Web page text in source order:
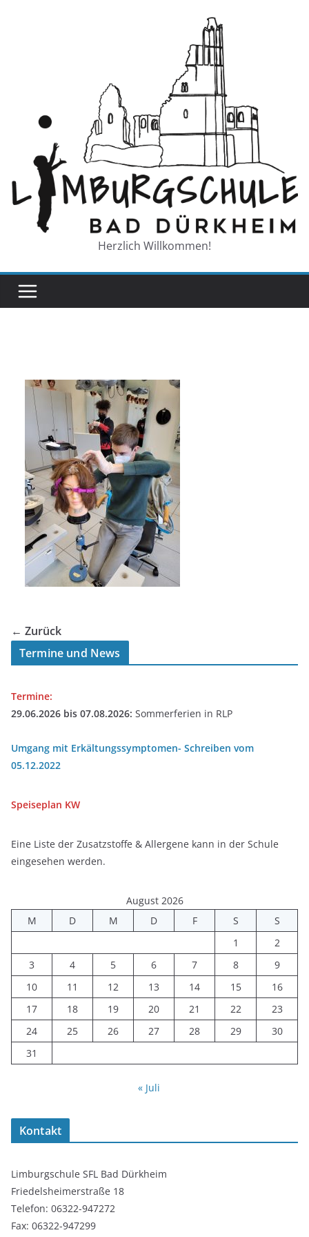
Herzlich Willkommen!
← Zurück
Termine und News
Termine:
29.06.2026 bis 07.08.2026: Sommerferien in RLP
Umgang mit Erkältungssymptomen- Schreiben vom
05.12.2022
Speiseplan KW
Eine Liste der Zusatzstoffe & Allergene kann in der Schule
eingesehen werden.
August 2026
M
D M D F S
S
1
2
3
4 5 6 7 8
9
10
11 12 13 14 15
16
17
18 19 20 21 22
23
24
25 26 27 28 29
30
31
« Juli
Kontakt
Limburgschule SFL Bad Dürkheim
Friedelsheimerstraße 18
Telefon: 06322-947272
Fax: 06322-947299